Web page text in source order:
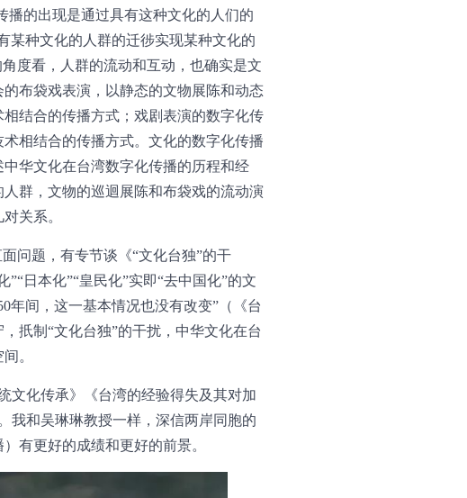
播的出现是通过具有这种文化的人们的
某种文化的人群的迁徏实现某种文化的
度看，人群的流动和互动，也确实是文
布袋戏表演，以静态的文物展陈和动态
结合的传播方式；戏剧表演的数字化传
相结合的传播方式。文化的数字化传播
华文化在台湾数字化传播的历程和经
群，文物的巡迴展陈和布袋戏的流动演
关系。
问题，有专节谈《“文化台独”的干
日本化”“皇民化”实即“去中国化”的文
年间，这一基本情况也没有改变”（《台
扺制“文化台独”的干扰，中华文化在台
。
文化传承》《台湾的经验得失及其对加
我和吴琳琳教授一样，深信两岸同胞的
有更好的成绩和更好的前景。